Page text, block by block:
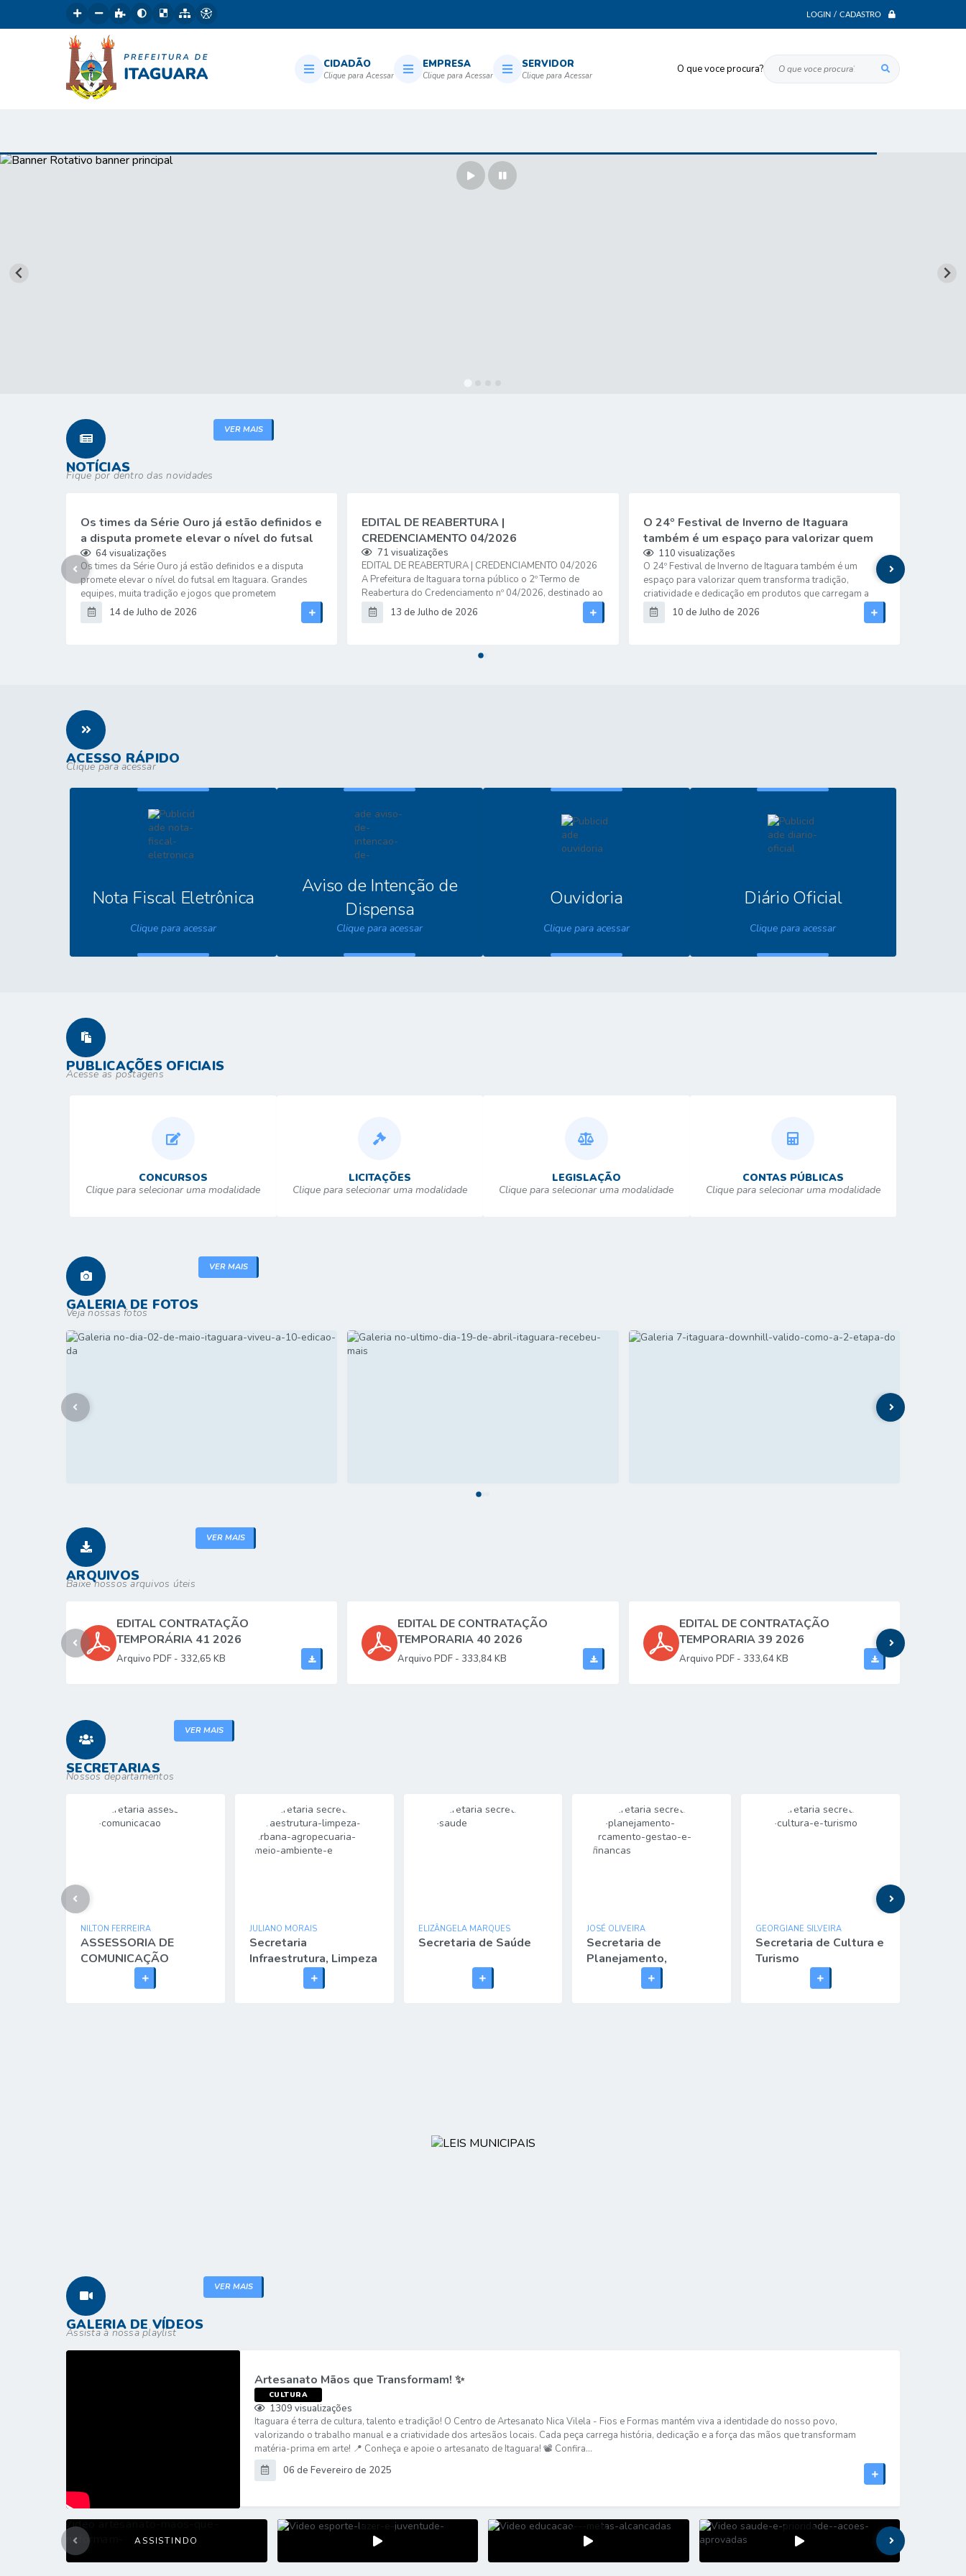
LOGIN / CADASTRO
O que voce procura?
CIDADÃO EMPRESA SERVIDOR
NOTÍCIAS
Fique por dentro das novidades
VER MAIS
Os times da Série Ouro já estão definidos e
a disputa promete elevar o nível do futsal
em Itaguara. Grandes equipes, muita
tradição e jogos que...
14 de Julho de 2026
64visualizações
Os times da Série Ouro já estão definidos e a disputa
promete elevar o nível do futsal em Itaguara. Grandes
equipes, muita tradição e jogos que prometem
movimentar as quadras do início ao fim. Quem será que
vai levantar a taça desta edição? 🏆 A Prefeitura de
EDITAL DE REABERTURA |
CREDENCIAMENTO 04/2026
13 de Julho de 2026
71 visualizações
EDITAL DE REABERTURA | CREDENCIAMENTO 04/2026
A Prefeitura de Itaguara torna público o 2º Termo de
Reabertura do Credenciamento nº 04/2026, destinado ao
credenciamento de empresas especializadas para a
prestação de serviços de oficinas educativas, culturais,
O 24º Festival de Inverno de Itaguara
também é um espaço para valorizar quem
transforma tradição, criatividade e
dedicação em produtos que carregam a...
10 de Julho de 2026
110 visualizações
O 24º Festival de Inverno de Itaguara também é um
espaço para valorizar quem transforma tradição,
criatividade e dedicação em produtos que carregam a
identidade da nossa terra. Neste domingo, a Exposição
de Produtos Artesanais reúne produtores e artesãos que
ACESSO RÁPIDO
Clique para acessar
Nota Fiscal Eletrônica
Clique para acessar
Aviso de Intenção de
Dispensa
Clique para acessar
Ouvidoria
Clique para acessar
Diário Oficial
Clique para acessar
PUBLICAÇÕES OFICIAIS
Acesse as postagens
CONCURSOS
Clique para selecionar uma modalidade
LICITAÇÕES
Clique para selecionar uma modalidade
LEGISLAÇÃO
Clique para selecionar uma modalidade
CONTAS PÚBLICAS
Clique para selecionar uma modalidade
GALERIA DE FOTOS
Veja nossas fotos
VER MAIS
ARQUIVOS
Baixe nossos arquivos úteis
VER MAIS
EDITAL CONTRATAÇÃO
TEMPORÁRIA 41 2026
PDF 332,65 KB
EDITAL DE CONTRATAÇÃO
TEMPORARIA 40 2026
PDF 333,84 KB
EDITAL DE CONTRATAÇÃO
TEMPORARIA 39 2026
PDF 333,64 KB
SECRETARIAS
Nossos departamentos
VER MAIS
ASSESSORIA DE
COMUNICAÇÃO
NILTON FERREIRA
Secretaria
Infraestrutura, Limpeza
Urbana, Agropecuária,
Meio Ambiente e
JULIANO MORAIS
Secretaria de Saúde
ELIZÂNGELA MARQUES
Secretaria de
Planejamento,
Orçamento, Gestão e
JOSÉ OLIVEIRA
Secretaria de Cultura e
Turismo
GEORGIANE SILVEIRA
GALERIA DE VÍDEOS
Assista à nossa playlist
VER MAIS
CULTURA
06 de Fevereiro de 2025
Artesanato Mãos que Transformam! ✨
1309 visualizações
Itaguara é terra de cultura, talento e tradição! O Centro de Artesanato Nica Vilela - Fios e Formas mantém viva a identidade do nosso povo,
valorizando o trabalho manual e a criatividade dos artesãos locais. Cada peça carrega história, dedicação e a força das mãos que transformam
matéria-prima em arte! 📍 Conheça e apoie o artesanato de Itaguara! 📽️ Confira...